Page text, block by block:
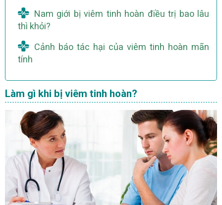
Nam giới bị viêm tinh hoàn điều trị bao lâu
thì khỏi?
Cảnh báo tác hại của viêm tinh hoàn mãn
tính
Làm gì khi bị viêm tinh hoàn?